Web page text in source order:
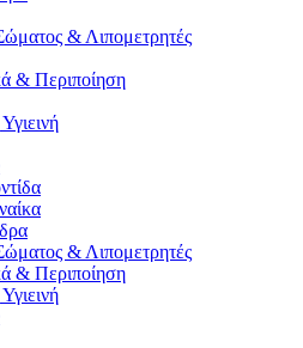
& Λιπομετρητές
& Περιποίηση
& Λιπομετρητές
& Περιποίηση